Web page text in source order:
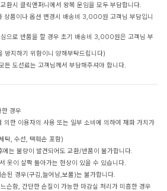
환시 클릭앤퍼니에서 왕복 운임을 모두 부담합니다.
상품이나 옵션 변경시 배송비 3,000원 고객님 부담입니
으로 반품을 할 경우 초기 배송비 3,000원은 고객님 부
방지하기 위함이니 양해부탁드립니다)
든 도선료는 고객님께서 부담해주셔야 합니다.
경우
한 이용자의 사용 또는 일부 소비에 의하여 재화 가치가
탁, 수선, 택훼손 포함)
는 불량이 발견되어도 교환/반품이 불가합니다.
옷이 살짝 돌아가는 현상이 있을 수 있습니다.
된 경우(구김,늘어남,보풀)는 불가합니다.
슨함, 간단한 손질이 가능한 마감실 처리가 미흡한 경우